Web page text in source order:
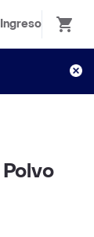
Ingreso